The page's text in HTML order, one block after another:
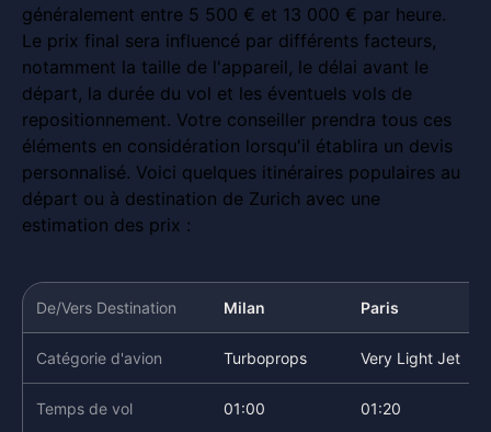
généralement entre 5 500 € et 13 000 € par heure.
Le prix final sera influencé par différents facteurs,
notamment la taille de l'appareil, le délai avant le
départ, la durée du vol et les éventuels vols de
repositionnement. Votre conseiller prendra tous ces
éléments en considération lorsqu'il établira un devis
personnalisé. Voici quelques itinéraires populaires au
départ ou à destination de Zurich avec une
estimation des prix :
De/Vers Destination Milan Paris
Catégorie d'avion Turboprops Very Light Jet
Temps de vol 01:00 01:20